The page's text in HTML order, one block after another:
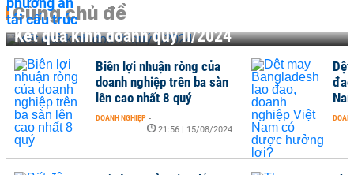
Cùng chủ đề
Kết quả kinh doanh quý II/2024
Biên lợi nhuận ròng của
doanh nghiệp trên ba sàn
lên cao nhất 8 quý
DOANH NGHIỆP -
21:56 | 15/08/2024